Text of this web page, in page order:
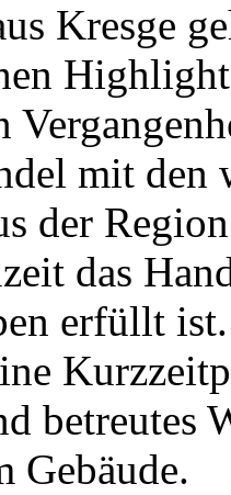
Kresge
mit den
der
das
erfüllt
betreutes
Gebäude.